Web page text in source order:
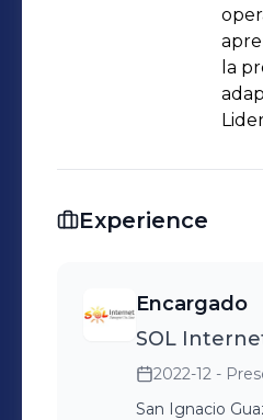
la
Experience
Encargado
SOL
2022-12 -
San Ignacio